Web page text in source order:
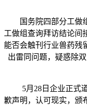
国务院四部分工做组
工做组查询拜访结论间
能否会触刊行业兽药残
出雷同问题，疑惑除
5月28日企业正式道
歉声明，认可现实，颁